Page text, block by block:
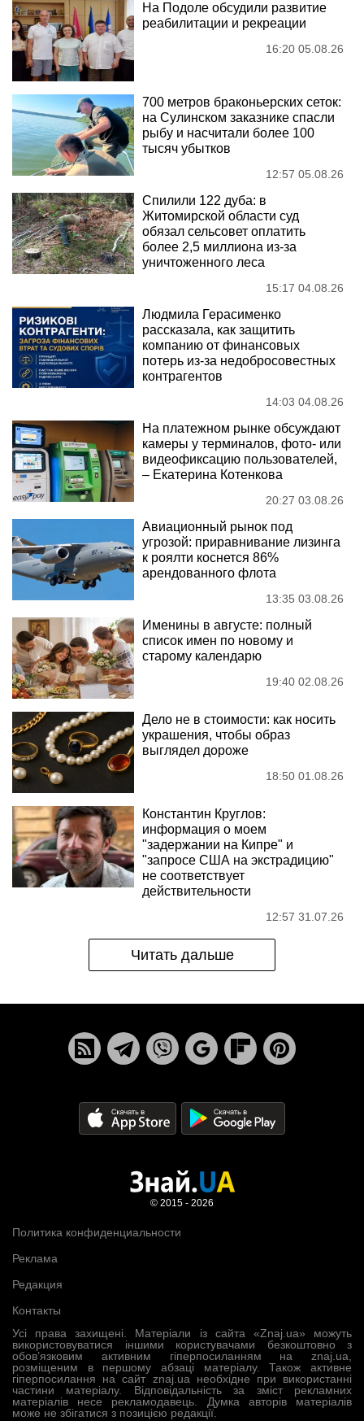
На Подоле обсудили развитие
реабилитации и рекреации
16:20 05.08.26
700 метров браконьерских сеток:
на Сулинском заказнике спасли
рыбу и насчитали более 100
тысяч убытков
12:57 05.08.26
Спилили 122 дуба: в
Житомирской области суд
обязал сельсовет оплатить
более 2,5 миллиона из-за
уничтоженного леса
15:17 04.08.26
Людмила Герасименко
рассказала, как защитить
компанию от финансовых
потерь из-за недобросовестных
контрагентов
14:03 04.08.26
На платежном рынке обсуждают
камеры у терминалов, фото- или
видеофиксацию пользователей,
– Екатерина Котенкова
20:27 03.08.26
Авиационный рынок под
угрозой: приравнивание лизинга
к роялти коснется 86%
арендованного флота
13:35 03.08.26
Именины в августе: полный
список имен по новому и
старому календарю
19:40 02.08.26
Дело не в стоимости: как носить
украшения, чтобы образ
выглядел дороже
18:50 01.08.26
Константин Круглов:
информация о моем
"задержании на Кипре" и
"запросе США на экстрадицию"
не соответствует
действительности
12:57 31.07.26
Читать дальше
Усі права захищені. Матеріали із сайта «Znaj.ua» можуть
використовуватися іншими користувачами безкоштовно з
обов’язковим активним гіперпосиланням на znaj.ua,
розміщеним в першому абзаці матеріалу. Також активне
гіперпосилання на сайт znaj.ua необхідне при використанні
частини матеріалу. Відповідальність за зміст рекламних
матеріалів несе рекламодавець. Думка авторів матеріалів
може не збігатися з позицією редакції.
Политика конфиденциальности
Реклама
Редакция
Контакты
© 2015 - 2026